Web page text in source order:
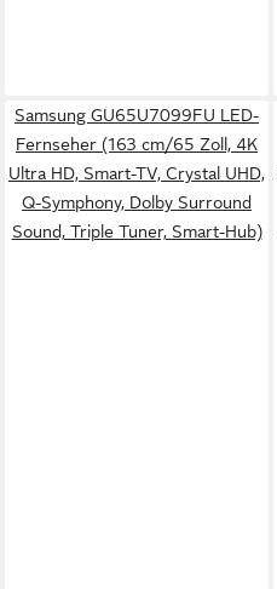
Samsung GU65U7099FU LED-
Fernseher (163 cm/65 Zoll, 4K
Ultra HD, Smart-TV, Crystal UHD,
Q-Symphony, Dolby Surround
Sound, Triple Tuner, Smart-Hub)